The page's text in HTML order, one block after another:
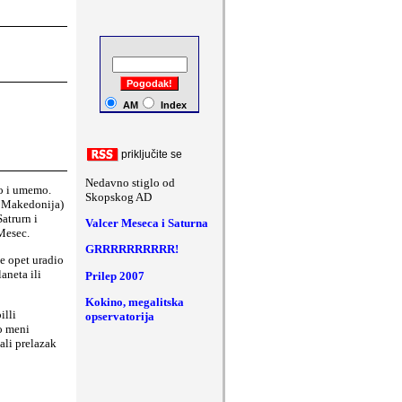
i umemo.
Makedonija)
i
opet uradio
ili
meni
prelazak
AM Index
priključite se
Nedavno stiglo od
Skopskog AD
Valcer Meseca i Saturna
GRRRRRRRRRR!
Prilep 2007
Kokino, megalitska
opservatorija